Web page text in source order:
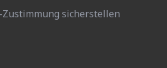
sicherstellen